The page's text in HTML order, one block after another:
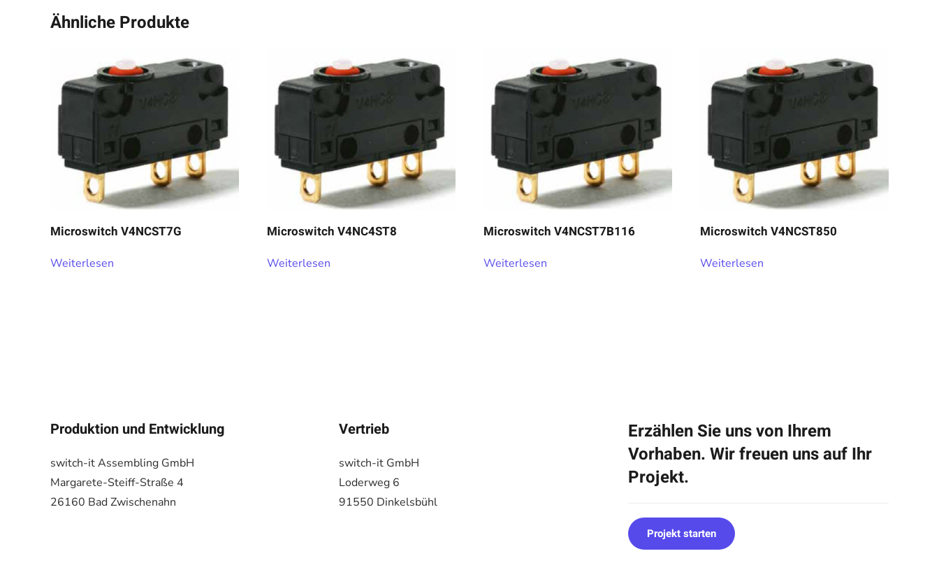
Ähnliche Produkte
Microswitch V4NCST7G
Weiterlesen
Microswitch V4NC4ST8
Weiterlesen
Microswitch V4NCST7B116
Weiterlesen
Microswitch V4NCST850
Weiterlesen
Produktion und Entwicklung
switch-it Assembling GmbH
Margarete-Steiff-Straße 4
26160 Bad Zwischenahn
Vertrieb
switch-it GmbH
Loderweg 6
91550 Dinkelsbühl
Erzählen Sie uns von Ihrem
Vorhaben. Wir freuen uns auf Ihr
Projekt.
Projekt starten